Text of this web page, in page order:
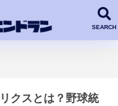
クスとは？野球統